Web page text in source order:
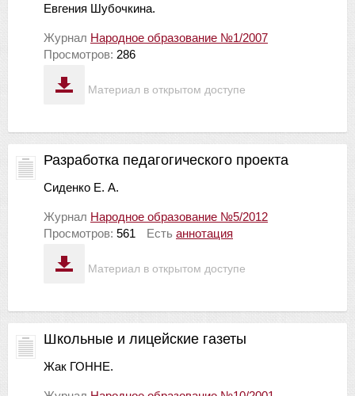
Материал в открытом доступе
Евгения Шубочкина.
Журнал Народное образование №1/2007
Просмотров: 286
Материал в открытом доступе
Разработка педагогического проекта
Сиденко Е. А.
Журнал Народное образование №5/2012
Просмотров: 561 Есть аннотация
Школьные и лицейские газеты
Жак ГОННЕ.